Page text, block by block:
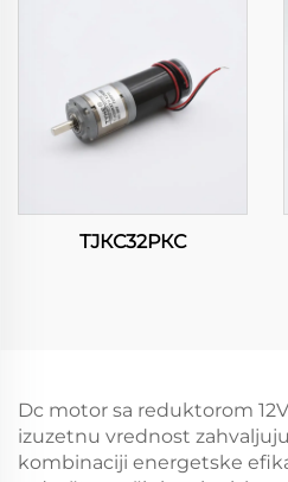
ТЈКС32РКС
Dc motor sa reduktorom
izuzetnu vrednost
kombinaciji energetske